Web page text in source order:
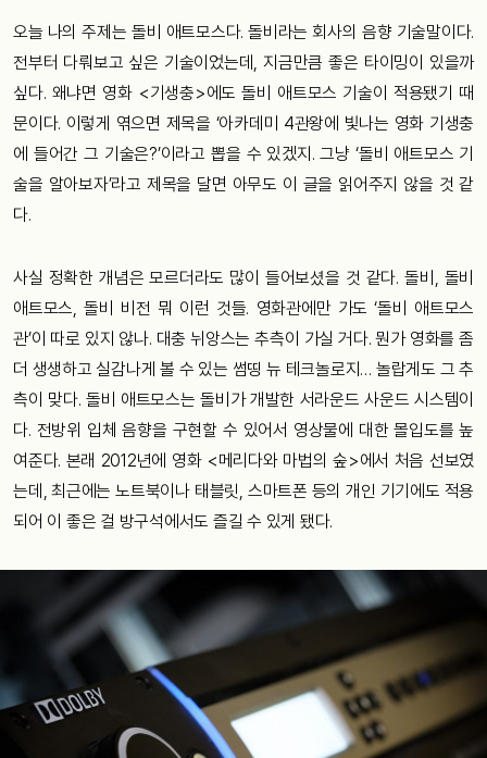
오늘 나의 주제는 돌비 애트모스다.돌비라는 회사의 음향 기술말이다.
전부터 다뤄보고 싶은 기술이었는데 ,지금만큼 좋은 타이밍이 있을까
싶다. 왜냐면 영화<기생충>에도 돌비 애트모스 기술이 적용됐기 때
문이다. 이렇게 엮으면 제목을 ‘아카데미 4관왕에 빛나는 영화 기생충
에 들어간 그 기술은?’이라고 뽑을 수 있겠지.그냥‘돌비 애트모스 기
술을 알아보자’라고 제목을 달면 아무도 이 글을 읽어주지 않을 것 같
다.
사실 정확한 개념은 모르더라도 많이 들어보셨을 것 같다.돌비 돌비
애트모스 ,돌비 비전 뭐 이런 것들. 영화관에만 가도 ‘돌비 애트모스
관’이 따로 있지 않나. 대충 뉘앙스는 추측이 가실 거다.뭔가 영화를 좀
더 생생하고 실감나게 볼 수 있는 썸띵 뉴 테크놀로지… 놀랍게도 그 추
측이 맞다. 돌비 애트모스는 돌비가 개발한 서라운드 사운드 시스템이
다. 전방위 입체 음향을 구현할 수 있어서 영상물에 대한 몰입도를 높
여준다. 본래 2012년에 영화<메리다와 마법의 숲>에서 처음 선보였
는데 ,최근에는 노트북이나 태블릿 스마트폰 등의 개인 기기에도 적용
되어 이 좋은 걸 방구석에서도 즐길 수 있게 됐다.